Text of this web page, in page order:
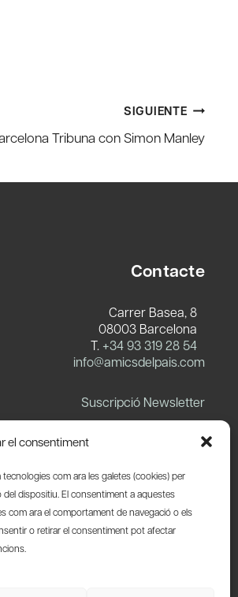
el consentiment
com ara les galetes (cookies) per
dispositiu. El consentiment a aquestes
com ara el comportament de navegació o els
o retirar el consentiment pot afectar
SIGUIENTE
Tribuna con Simon Manley
Contacte
Carrer Basea, 8
08003 Barcelona
T. +34 93 319 28 54
info@amicsdelpais.com
Suscripció Newsletter
YouTube